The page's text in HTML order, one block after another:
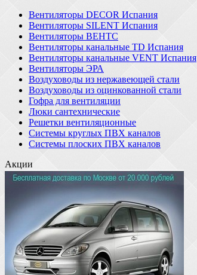
Вентиляторы DECOR Испания
Вентиляторы SILENT Испания
Вентиляторы ВЕНТС
Вентиляторы канальные TD Испания
Вентиляторы канальные VENT Испания
Вентиляторы ЭРА
Воздуховоды из нержавеющей стали
Воздуховоды из оцинкованной стали
Гофра для вентиляции
Люки сантехнические
Решетки вентиляционные
Системы круглых ПВХ каналов
Системы плоских ПВХ каналов
Акции